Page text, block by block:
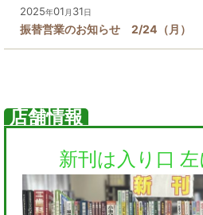
2025年01 月 31日
振替営業のお知らせ 2/24（月）
店舗情報
新刊は入り口